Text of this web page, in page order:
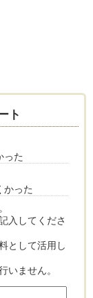
ト
った
かった
入してくださ
として活用し
いません。